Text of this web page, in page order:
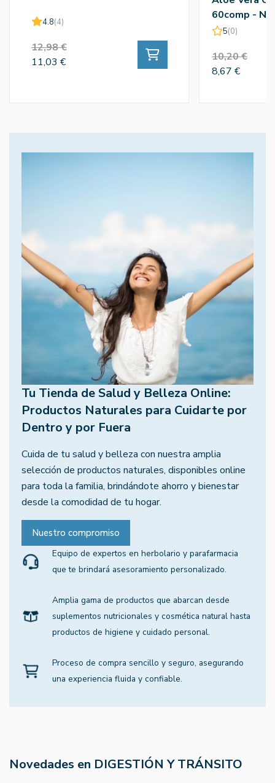
4.8(4)
12,98 €
11,03 €
60comp -
5(0)
10,20 €
8,67 €
Tu Tienda de Salud y Belleza Online:
Productos Naturales para Cuidarte por
Dentro y por Fuera
Cuida de tu salud y belleza con nuestra amplia
selección de productos naturales, disponibles online
para toda la familia, brindándote ahorro y bienestar
desde la comodidad de tu hogar.
Nuestro compromiso
Equipo de expertos en herbolario y parafarmacia
que te brindará asesoramiento personalizado.
Amplia gama de productos que abarcan desde
suplementos nutricionales y cosmética natural hasta
productos de higiene y cuidado personal.
Proceso de compra sencillo y seguro, asegurando
una experiencia fluida y confiable.
Novedades en DIGESTIÓN Y TRÁNSITO